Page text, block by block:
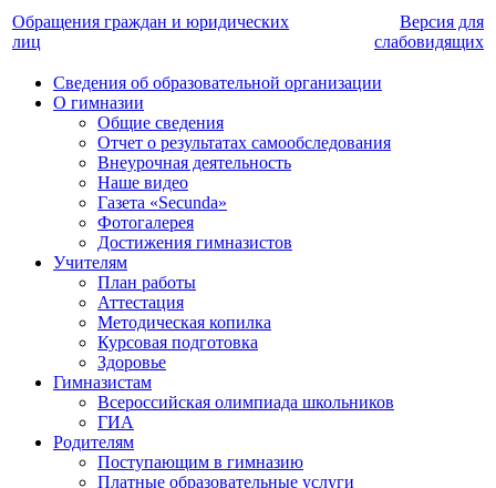
Обращения граждан и юридических
лиц
Версия для
слабовидящих
Сведения об образовательной организации
О гимназии
Общие сведения
Отчет о результатах самообследования
Внеурочная деятельность
Наше видео
Газета «Secunda»
Фотогалерея
Достижения гимназистов
Учителям
План работы
Аттестация
Методическая копилка
Курсовая подготовка
Здоровье
Гимназистам
Всероссийская олимпиада школьников
ГИА
Родителям
Поступающим в гимназию
Платные образовательные услуги